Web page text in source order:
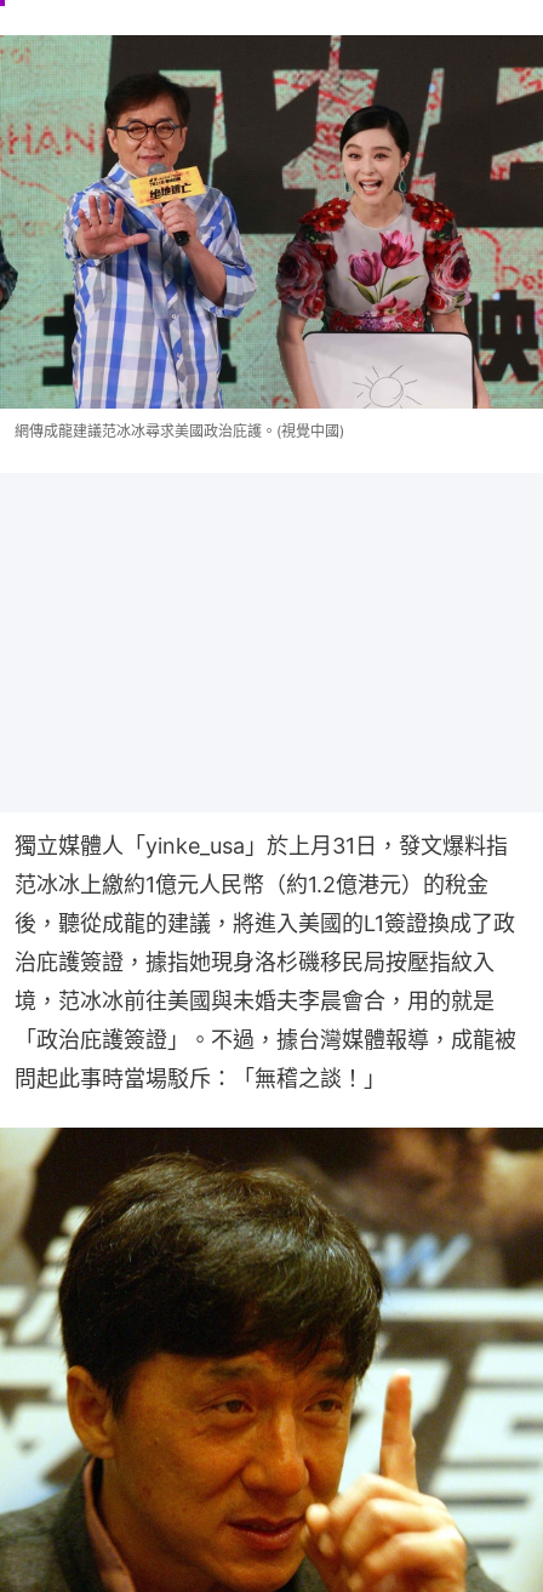
網傳成龍建議范冰冰尋求美國政治庇護。(視覺中國)
獨立媒體人「yinke_usa」於上月31日，發文爆料指
范冰冰上繳約1億元人民幣（約1.2億港元）的稅金
後，聽從成龍的建議，將進入美國的L1簽證換成了政
治庇護簽證，據指她現身洛杉磯移民局按壓指紋入
境，范冰冰前往美國與未婚夫李晨會合，用的就是
「政治庇護簽證」。不過，據台灣媒體報導，成龍被
問起此事時當場駁斥：「無稽之談！」